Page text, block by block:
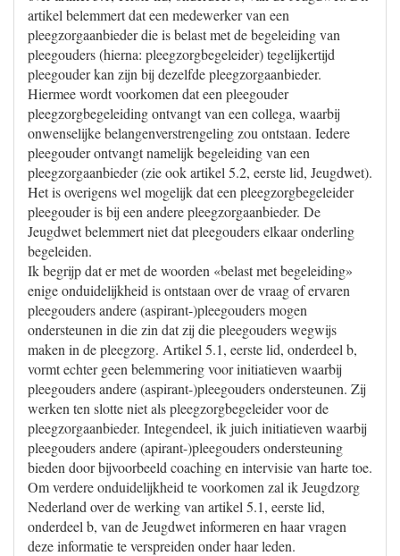
artikel belemmert dat een medewerker van een
pleegzorgaanbieder die is belast met de begeleiding van
pleegouders (hierna: pleegzorgbegeleider) tegelijkertijd
pleegouder kan zijn bij dezelfde pleegzorgaanbieder.
Hiermee wordt voorkomen dat een pleegouder
pleegzorgbegeleiding ontvangt van een collega, waarbij
onwenselijke belangenverstrengeling zou ontstaan. Iedere
pleegouder ontvangt namelijk begeleiding van een
pleegzorgaanbieder (zie ook artikel 5.2, eerste lid, Jeugdwet).
Het is overigens wel mogelijk dat een pleegzorgbegeleider
pleegouder is bij een andere pleegzorgaanbieder. De
Jeugdwet belemmert niet dat pleegouders elkaar onderling
begeleiden.
Ik begrijp dat er met de woorden «belast met begeleiding»
enige onduidelijkheid is ontstaan over de vraag of ervaren
pleegouders andere (aspirant-)pleegouders mogen
ondersteunen in die zin dat zij die pleegouders wegwijs
maken in de pleegzorg. Artikel 5.1, eerste lid, onderdeel b,
vormt echter geen belemmering voor initiatieven waarbij
pleegouders andere (aspirant-)pleegouders ondersteunen. Zij
werken ten slotte niet als pleegzorgbegeleider voor de
pleegzorgaanbieder. Integendeel, ik juich initiatieven waarbij
pleegouders andere (apirant-)pleegouders ondersteuning
bieden door bijvoorbeeld coaching en intervisie van harte toe.
Om verdere onduidelijkheid te voorkomen zal ik Jeugdzorg
Nederland over de werking van artikel 5.1, eerste lid,
onderdeel b, van de Jeugdwet informeren en haar vragen
deze informatie te verspreiden onder haar leden.